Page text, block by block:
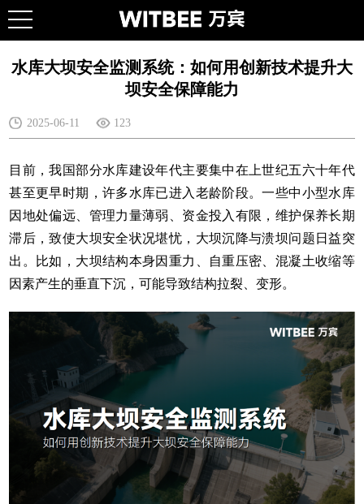
水库大坝安全监测系统：如何用创新技术提升大
坝安全保障能力
2025-06-11 123
目前，我国部分水库建设年代主要集中在上世纪五六十年代
甚至更早时期，许多水库已进入老龄阶段。一些中小型水库
因地处偏远、管理力量薄弱、资金投入有限，维护保养长期
滞后，致使大坝安全状况堪忧，大坝沉降与溃坝问题日益突
出。比如，大坝结构本身因重力、自重压密、混凝土收缩等
因素产生的垂直下沉，可能导致结构拉裂、变形。